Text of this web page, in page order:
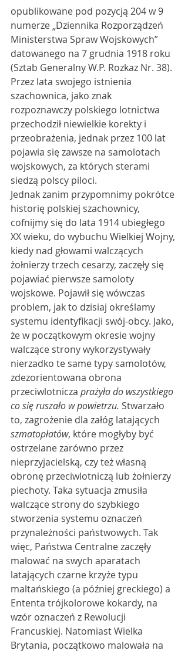
opublikowane pod pozycją 204 w 9
numerze „Dziennika Rozporządzeń
Ministerstwa Spraw Wojskowych”
datowanego na 7 grudnia 1918 roku
(Sztab Generalny W.P. Rozkaz Nr. 38).
Przez lata swojego istnienia
szachownica, jako znak
rozpoznawczy polskiego lotnictwa
przechodził niewielkie korekty i
przeobrażenia, jednak przez 100 lat
pojawia się zawsze na samolotach
wojskowych, za których sterami
siedzą polscy piloci.
Jednak zanim przypomnimy pokrótce
historię polskiej szachownicy,
cofnijmy się do lata 1914 ubiegłego
XX wieku, do wybuchu Wielkiej Wojny,
kiedy nad głowami walczących
żołnierzy trzech cesarzy, zaczęły się
pojawiać pierwsze samoloty
wojskowe. Pojawił się wówczas
problem, jak to dzisiaj określamy
systemu identyfikacji swój-obcy. Jako,
że w początkowym okresie wojny
walczące strony wykorzystywały
nierzadko te same typy samolotów,
zdezorientowana obrona
przeciwlotnicza prażyła do wszystkiego
co się ruszało w powietrzu. Stwarzało
to, zagrożenie dla załóg latających
szmatopłatów, które mogłyby być
ostrzelane zarówno przez
nieprzyjacielską, czy też własną
obronę przeciwlotniczą lub żołnierzy
piechoty. Taka sytuacja zmusiła
walczące strony do szybkiego
stworzenia systemu oznaczeń
przynależności państwowych. Tak
więc, Państwa Centralne zaczęły
malować na swych aparatach
latających czarne krzyże typu
maltańskiego (a później greckiego) a
Ententa trójkolorowe kokardy, na
wzór oznaczeń z Rewolucji
Francuskiej. Natomiast Wielka
Brytania, początkowo malowała na